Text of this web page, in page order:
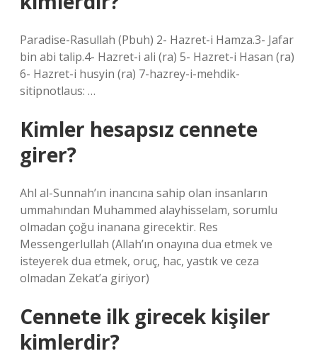
Paradise-Rasullah (Pbuh) 2- Hazret-i Hamza.3- Jafar
bin abi talip.4- Hazret-i ali (ra) 5- Hazret-i Hasan (ra)
6- Hazret-i husyin (ra) 7-hazrey-i-mehdik-
sitipnotlaus: …
Kimler hesapsız cennete
girer?
Ahl al-Sunnah’ın inancına sahip olan insanların
ummahından Muhammed alayhisselam, sorumlu
olmadan çoğu inanana girecektir. Res
Messengerlullah (Allah’ın onayına dua etmek ve
isteyerek dua etmek, oruç, hac, yastık ve ceza
olmadan Zekat’a giriyor)
Cennete ilk girecek kişiler
kimlerdir?